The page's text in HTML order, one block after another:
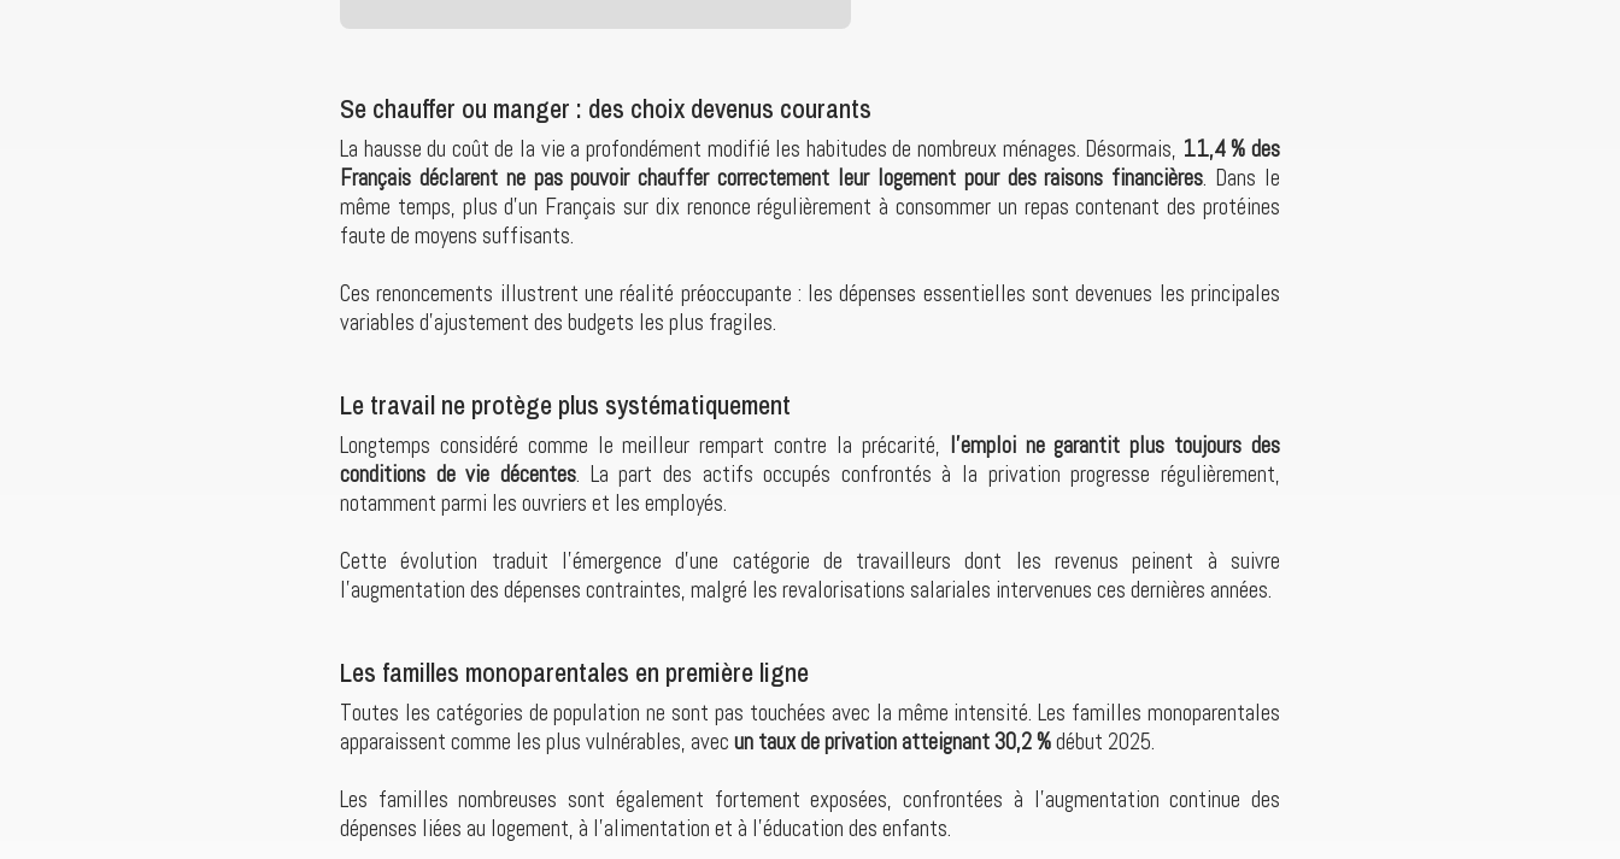
Se chauffer ou manger : des choix devenus courants
La hausse du coût de la vie a profondément modifié les habitudes de nombreux ménages. Désormais, 11,4 % des
Français déclarent ne pas pouvoir chauffer correctement leur logement pour des raisons financières. Dans le
même temps, plus d’un Français sur dix renonce régulièrement à consommer un repas contenant des protéines
faute de moyens suffisants.
Ces renoncements illustrent une réalité préoccupante : les dépenses essentielles sont devenues les principales
variables d’ajustement des budgets les plus fragiles.
Le travail ne protège plus systématiquement
Longtemps considéré comme le meilleur rempart contre la précarité, l’emploi ne garantit plus toujours des
conditions de vie décentes. La part des actifs occupés confrontés à la privation progresse régulièrement,
notamment parmi les ouvriers et les employés.
Cette évolution traduit l’émergence d’une catégorie de travailleurs dont les revenus peinent à suivre
l’augmentation des dépenses contraintes, malgré les revalorisations salariales intervenues ces dernières années.
Les familles monoparentales en première ligne
Toutes les catégories de population ne sont pas touchées avec la même intensité. Les familles monoparentales
apparaissent comme les plus vulnérables, avec un taux de privation atteignant 30,2 %début 2025.
Les familles nombreuses sont également fortement exposées, confrontées à l’augmentation continue des
dépenses liées au logement, à l’alimentation et à l’éducation des enfants.